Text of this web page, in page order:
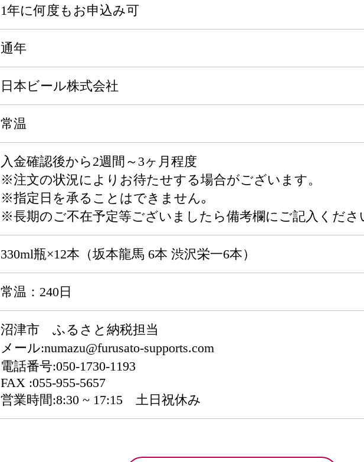
1年に何度もお申込み可
通年
日本ビール株式会社
常温
入金確認後から2週間～3ヶ月程度
※注文の状況によりお待たせする場合がございます。
※指定日を承ることはできません｡
※長期のご不在予定等ございましたら備考欄にご記入くださ
330ml瓶×12本（坂本龍馬 6本 渋沢栄一6本）
常温：240日
沼津市 ふるさと納税担当
メール:numazu@furusato-supports.com
電話番号:050-1730-1193
FAX :055-955-5657
営業時間:8:30 ~ 17:15 土日祝休み